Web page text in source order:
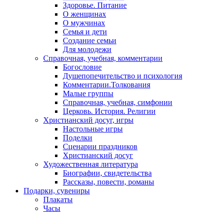
Здоровье. Питание
О женщинах
О мужчинах
Семья и дети
Создание семьи
Для молодежи
Справочная, учебная, комментарии
Богословие
Душепопечительство и психология
Комментарии.Толкования
Малые группы
Справочная, учебная, симфонии
Церковь. История. Религии
Христианский досуг, игры
Настольные игры
Поделки
Сценарии праздников
Христианский досуг
Художественная литература
Биографии, свидетельства
Рассказы, повести, романы
Подарки, сувениры
Плакаты
Часы